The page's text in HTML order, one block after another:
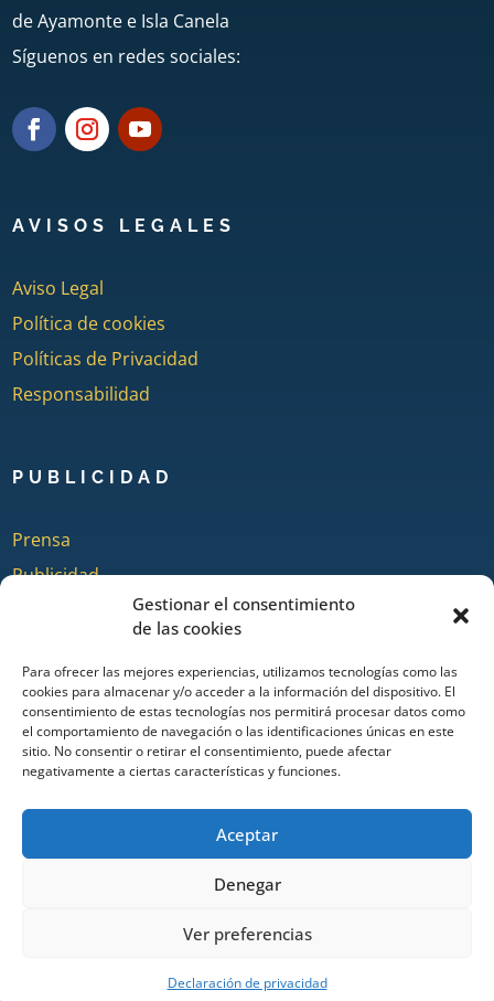
Gestionar el consentimiento
de las cookies
Para ofrecer las mejores experiencias, utilizamos tecnologías como las
cookies para almacenar y/o acceder a la información del dispositivo. El
consentimiento de estas tecnologías nos permitirá procesar datos como
el comportamiento de navegación o las identificaciones únicas en este
sitio. No consentir o retirar el consentimiento, puede afectar
negativamente a ciertas características y funciones.
Aceptar
Denegar
Ver preferencias
Declaración de privacidad
de Ayamonte e Isla Canela
Síguenos en redes sociales:
AVISOS LEGALES
Aviso Legal
Política de cookies
Políticas de Privacidad
Responsabilidad
PUBLICIDAD
Prensa
Publicidad
Quienes somos
COLABORA
Añadir Evento